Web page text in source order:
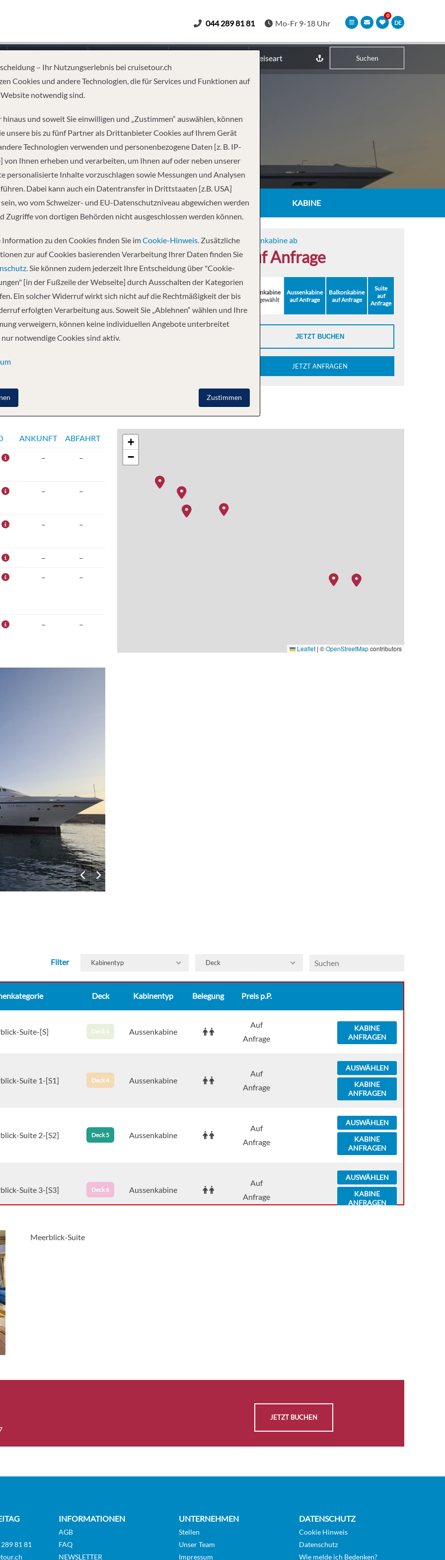
DE
044 289 81 81 Mo-Fr 9-18 Uhr
Reiseart Suchen
REISEINFORMATIONEN KABINE
12.08.2027
Islands, Französisch-Polynesien - Raiatea, Society
- Bora Bora, Society Islands, Französisch-Polynesien -
Society Islands, Französisch-Polynesien -
Tahiti, Society Islands - Papeete, Tahiti, Society
Innenkabine ab
auf Anfrage
Innenkabine
ausgewählt
Aussenkabine
auf Anfrage
Balkonkabine
auf Anfrage
Suite
auf
Anfrage
JETZT BUCHEN
JETZT ANFRAGEN
ANKUNFT ABFAHRT
– –
– –
– –
– –
– –
– –
+
−
Leaflet | ©OpenStreetMapcontributors
Filter Kabinentyp Deck
Deck Kabinentyp Belegung Preis p.P.
Suite-[S] Deck 4 Aussenkabine
Auf
Anfrage
KABINE
ANFRAGEN
Suite 1-[S1] Deck 4 Aussenkabine
Auf
Anfrage
AUSWÄHLEN
KABINE
ANFRAGEN
Suite 2-[S2] Deck 5 Aussenkabine
Auf
Anfrage
AUSWÄHLEN
KABINE
ANFRAGEN
Suite 3-[S3] Deck 6 Aussenkabine
Auf
Anfrage
AUSWÄHLEN
KABINE
ANFRAGEN
Suite-[SP]
View Suite-
Suite-[BS]
Auf
ANFRAGEN
Suite-[SBS1] Deck 6
KABINE
Meerblick-Suite
JETZT BUCHEN
81 81
INFORMATIONEN
AGB
FAQ
NEWSLETTER
UNTERNEHMEN
Stellen
Unser Team
Impressum
DATENSCHUTZ
Cookie Hinweis
Datenschutz
Wie melde ich Bedenken?
– Ihr Nutzungserlebnis bei cruisetour.ch
Cookies und andere Technologien, die für Services und Funktionen auf
notwendig sind.
hinaus und soweit Sie einwilligen und „Zustimmen“ auswählen, können
unsere bis zu fünf Partner als Drittanbieter Cookies auf Ihrem Gerät
Technologien verwenden und personenbezogene Daten [z. B. IP-
von Ihnen erheben und verarbeiten, um Ihnen auf oder neben unserer
personalisierte Inhalte vorzuschlagen sowie Messungen und Analysen
Dabei kann auch ein Datentransfer in Drittstaaten [z.B. USA]
wo vom Schweizer- und EU-Datenschutzniveau abgewichen werden
Zugriffe von dortigen Behörden nicht ausgeschlossen werden können.
zu den Cookies finden Sie imCookie-Hinweis. Zusätzliche
zur auf Cookies basierenden Verarbeitung Ihrer Daten finden Sie
Sie können zudem jederzeit Ihre Entscheidung über "Cookie-
[in der Fußzeile der Webseite] durch Ausschalten der Kategorien
Ein solcher Widerruf wirkt sich nicht auf die Rechtmäßigkeit der bis
erfolgten Verarbeitung aus. Soweit Sie „Ablehnen“ wählen und Ihre
verweigern, können keine individuellen Angebote unterbreitet
notwendige Cookies sind aktiv.
Zustimmen